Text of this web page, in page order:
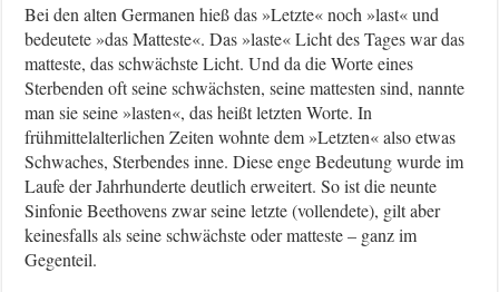
Bei den alten Germanen hieß das »Letzte« noch »last« und
bedeutete »das Matteste«. Das »laste« Licht des Tages war das
matteste, das schwächste Licht. Und da die Worte eines
Sterbenden oft seine schwächsten, seine mattesten sind, nannte
man sie seine »lasten«, das heißt letzten Worte. In
frühmittelalterlichen Zeiten wohnte dem »Letzten« also etwas
Schwaches, Sterbendes inne. Diese enge Bedeutung wurde im
Laufe der Jahrhunderte deutlich erweitert. So ist die neunte
Sinfonie Beethovens zwar seine letzte (vollendete), gilt aber
keinesfalls als seine schwächste oder matteste – ganz im
Gegenteil.